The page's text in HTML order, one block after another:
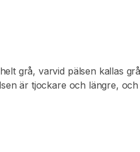
grå, varvid pälsen kallas
är tjockare och längre,